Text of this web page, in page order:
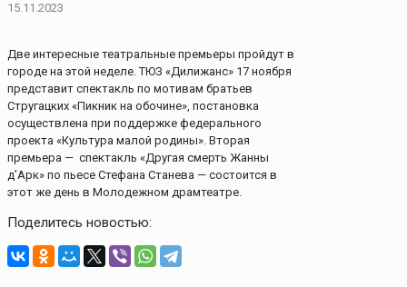
15.11.2023
Две интересные театральные премьеры пройдут в
городе на этой неделе. ТЮЗ «Дилижанс» 17 ноября
представит спектакль по мотивам братьев
Стругацких «Пикник на обочине», постановка
осуществлена при поддержке федерального
проекта «Культура малой родины». Вторая
премьера — спектакль «Другая смерть Жанны
д’Арк» по пьесе Стефана Станева — состоится в
этот же день в Молодежном драмтеатре.
Поделитесь новостью: